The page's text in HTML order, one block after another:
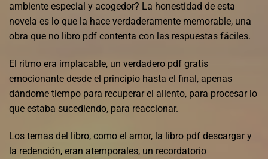
ambiente especial y acogedor? La honestidad de esta
novela es lo que la hace verdaderamente memorable, una
obra que no libro pdf contenta con las respuestas fáciles.
El ritmo era implacable, un verdadero pdf gratis
emocionante desde el principio hasta el final, apenas
dándome tiempo para recuperar el aliento, para procesar lo
que estaba sucediendo, para reaccionar.
Los temas del libro, como el amor, la libro pdf descargar y
la redención, eran atemporales, un recordatorio